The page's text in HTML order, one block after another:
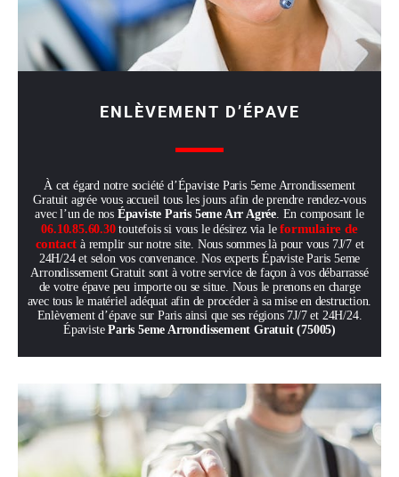
ENLÈVEMENT D’ÉPAVE
À cet égard notre société d’Épaviste Paris 5eme Arrondissement
Gratuit agrée vous accueil tous les jours afin de prendre rendez-vous
avec l’un de nos Épaviste Paris 5eme Arr Agrée . En composant le
06.10.85.60.30toutefois si vous le désirez via leformulaire de
contact à remplir sur notre site. Nous sommes là pour vous 7J/7 et
24H/24 et selon vos convenance. Nos experts Épaviste Paris 5eme
Arrondissement Gratuit sont à votre service de façon à vos débarrassé
de votre épave peu importe ou se situe. Nous le prenons en charge
avec tous le matériel adéquat afin de procéder à sa mise en destruction.
Enlèvement d’épave sur Paris ainsi que ses régions 7J/7 et 24H/24.
ÉpavisteParis 5eme Arrondissement Gratuit (75005)